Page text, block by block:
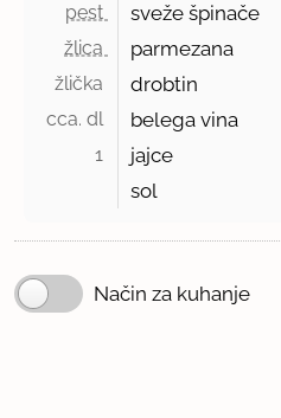
pest sveže špinače
žlica parmezana
žlička drobtin
cca. dl belega vina
1
jajce
sol
Način za kuhanje